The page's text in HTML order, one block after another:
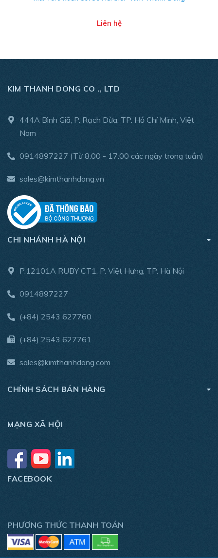
Liên hệ
KIM THANH DONG CO ., LTD
444A Bình Giã, P. Rạch Dừa, TP. Hồ Chí Minh, Việt
Nam
0914897227 (Từ 8:00 - 17:00 các ngày trong tuần)
sales@kimthanhdong.vn
CHI NHÁNH HÀ NỘI
P.12101A RUBY CT1, P. Việt Hưng, TP. Hà Nội
0914897227
(+84) 2543 627760
(+84) 2543 627761
sales@kimthanhdong.com
CHÍNH SÁCH BÁN HÀNG
MẠNG XÃ HỘI
FACEBOOK
PHƯƠNG THỨC THANH TOÁN